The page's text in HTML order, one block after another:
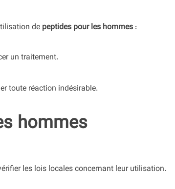
depeptides pour les hommes:
un traitement.
toute réaction indésirable.
hommes
les lois locales concernant leur utilisation.